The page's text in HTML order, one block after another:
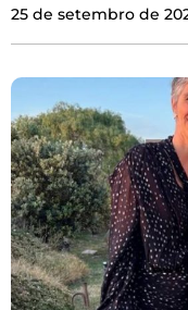
25 de setembro de